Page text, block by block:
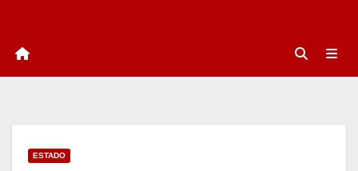
ESTADO